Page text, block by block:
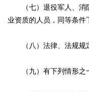
（七）退役军人、消
业资质的人员，同等条件
（八）法律、法规规
（九）有下列情形之